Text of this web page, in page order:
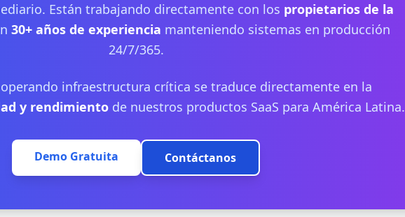
Están trabajando directamente con los propietarios de la
30+ años de experiencia manteniendo sistemas en producción
24/7/365.
infraestructura crítica se traduce directamente en la
y rendimiento de nuestros productos SaaS para América Latina.
Demo Gratuita Contáctanos